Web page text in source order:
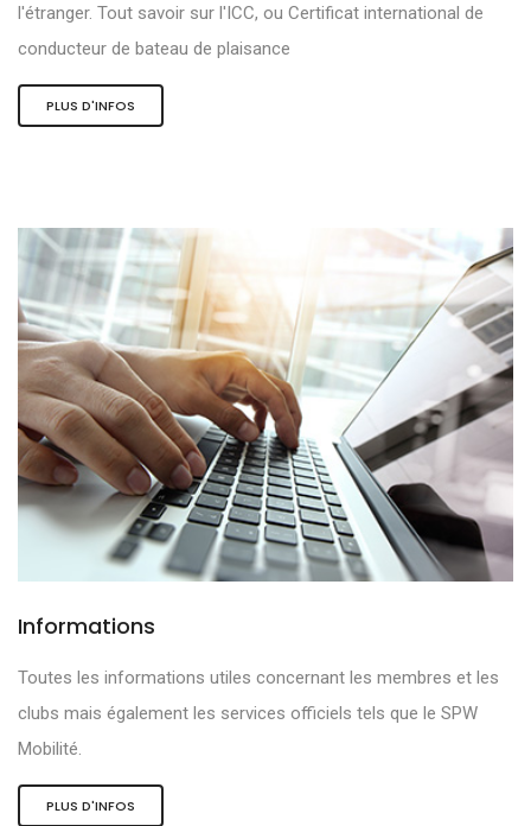
l'étranger. Tout savoir sur l'ICC, ou Certificat international de
conducteur de bateau de plaisance
PLUS D'INFOS
Informations
Toutes les informations utiles concernant les membres et les
clubs mais également les services officiels tels que le SPW
Mobilité.
PLUS D'INFOS